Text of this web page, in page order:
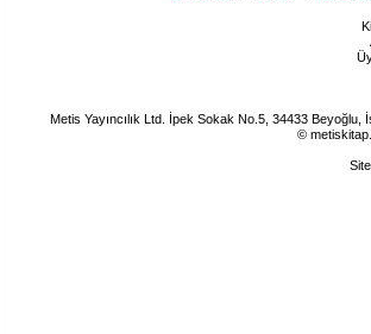
Metis Yayıncılık Ltd. İpek Sokak No.5, 34433
©